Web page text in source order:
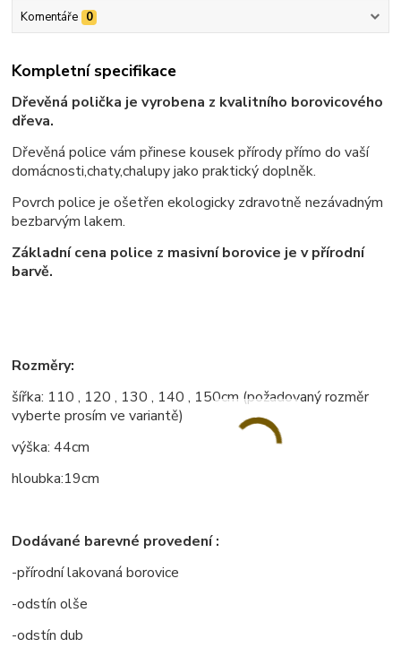
Komentáře 0
Kompletní specifikace
Dřevěná polička je vyrobena z kvalitního borovicového
dřeva.
Dřevěná police vám přinese kousek přírody přímo do vaší
domácnosti,chaty,chalupy jako praktický doplněk.
Povrch police je ošetřen ekologicky zdravotně nezávadným
bezbarvým lakem.
Základní cena police z masivní borovice je v přírodní
barvě.
Rozměry:
šířka: 110 , 120 , 130 , 140 , 150cm (požadovaný rozměr
vyberte prosím ve variantě)
výška: 44cm
hloubka:19cm
Dodávané barevné provedení :
-přírodní lakovaná borovice
-odstín olše
-odstín dub